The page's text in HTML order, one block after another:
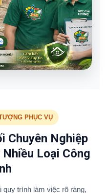
PHỤC VỤ
Chuyên Nghiệp
Loại Công
quy trình làm việc rõ ràng,